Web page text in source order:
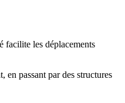
facilite les déplacements
en passant par des structures